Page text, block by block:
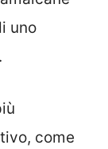
uno
come